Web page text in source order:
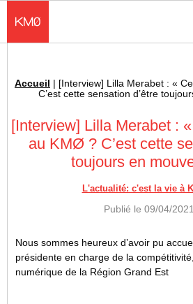
Fil d'Ariane :
Accueil | [Interview] Lilla Merabet : «
C’est cette sensation d’être
[Interview] Lilla Merabet :
au KMØ ? C’est cette
toujours en
L'actualité: c'est la vie à
Publié le 09/04/2021
Nous sommes heureux d’avoir pu
présidente en charge de la
numérique de la Région Grand Est